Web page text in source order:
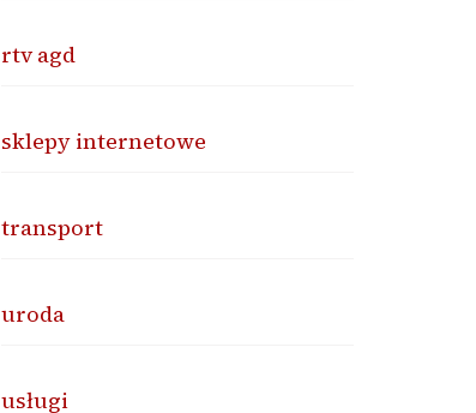
rtv agd
sklepy internetowe
transport
uroda
usługi